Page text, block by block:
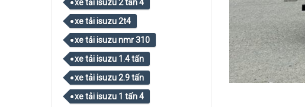
xe tải isuzu 2 tấn 4
xe tải isuzu 2t4
xe tải isuzu nmr 310
xe tải isuzu 1.4 tấn
xe tải isuzu 2.9 tấn
xe tải isuzu 1 tấn 4